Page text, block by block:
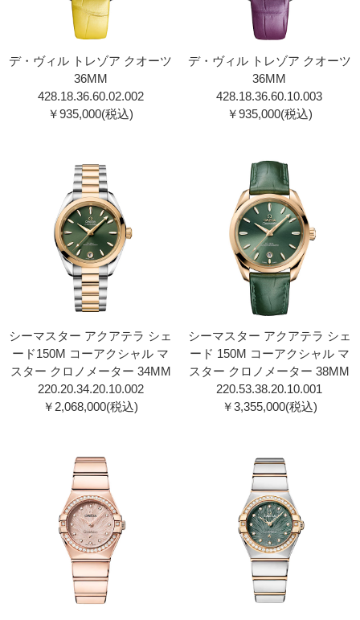
デ・ヴィル トレゾア クオーツ
36MM
428.18.36.60.02.002
￥935,000(税込)
デ・ヴィル トレゾア クオーツ
36MM
428.18.36.60.10.003
￥935,000(税込)
シーマスター アクアテラ シェ
ード150M コーアクシャル マ
スター クロノメーター 34MM
220.20.34.20.10.002
￥2,068,000(税込)
シーマスター アクアテラ シェ
ード 150M コーアクシャル マ
スター クロノメーター 38MM
220.53.38.20.10.001
￥3,355,000(税込)